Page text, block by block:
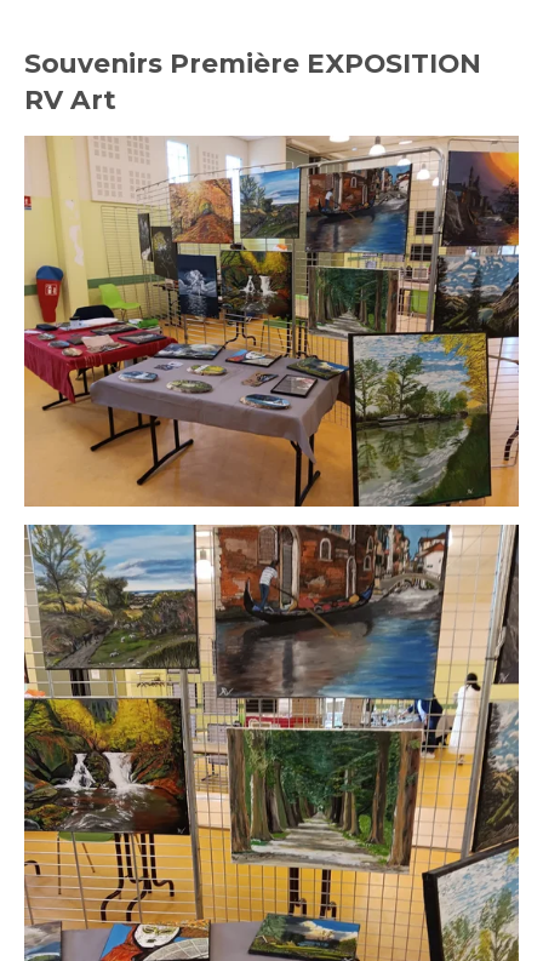
Souvenirs Première EXPOSITION
RV Art